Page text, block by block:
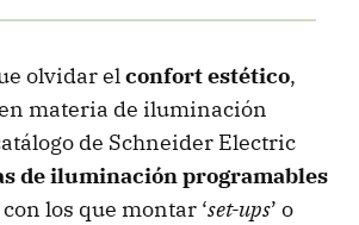
olvidar elconfort estético,
materia de iluminación
de Schneider Electric
de iluminación programables
los que montar ‘set-ups’ o